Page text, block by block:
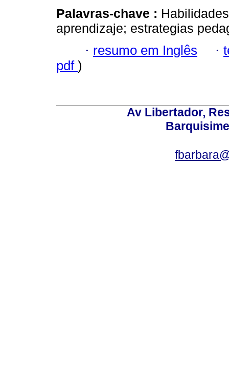
Palavras-chave :
aprendizaje; estrategias
· resumo em Inglês ·
pdf )
Av Libertador,